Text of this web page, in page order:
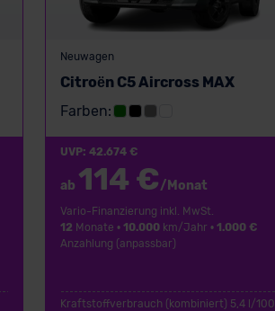
Neuwagen
Citroën C5 Aircross MAX
Farben:
UVP: 42.674 €
ab 114 €/Monat
Vario-Finanzierung inkl. MwSt.
12 Monate •10.000 km/Jahr •1.000 €
Anzahlung (anpassbar)
Kraftstoffverbrauch (kombiniert) 5,4 l/100